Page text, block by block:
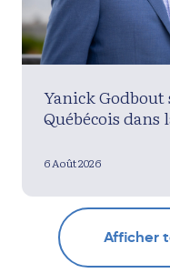
Yanick
Québécois
6 Août 2026
Afficher